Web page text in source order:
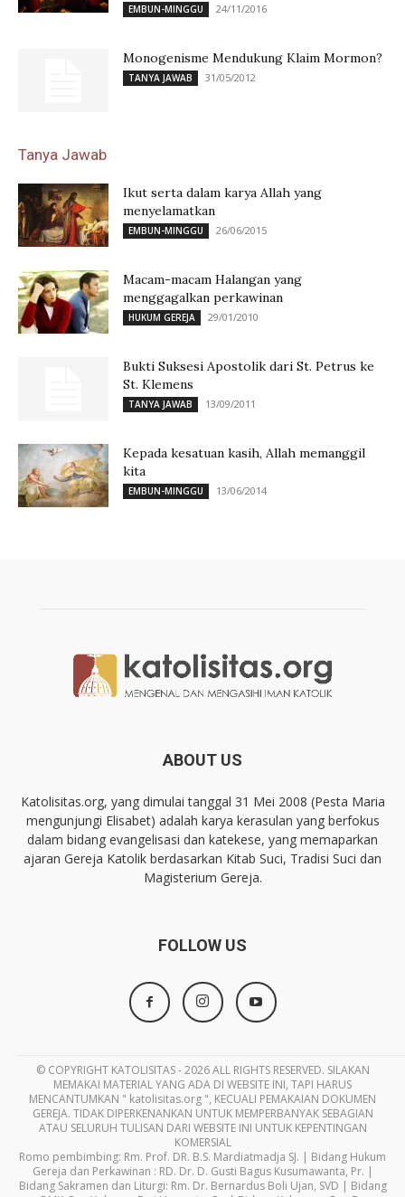
EMBUN-MINGGU 24/11/2016
Monogenisme Mendukung Klaim Mormon?
TANYA JAWAB 31/05/2012
Tanya Jawab
Ikut serta dalam karya Allah yang
menyelamatkan
EMBUN-MINGGU 26/06/2015
Macam-macam Halangan yang
menggagalkan perkawinan
HUKUM GEREJA 29/01/2010
Bukti Suksesi Apostolik dari St. Petrus ke
St. Klemens
TANYA JAWAB 13/09/2011
Kepada kesatuan kasih, Allah memanggil
kita
EMBUN-MINGGU 13/06/2014
ABOUT US
Katolisitas.org, yang dimulai tanggal 31 Mei 2008 (Pesta Maria
mengunjungi Elisabet) adalah karya kerasulan yang berfokus
dalam bidang evangelisasi dan katekese, yang memaparkan
ajaran Gereja Katolik berdasarkan Kitab Suci, Tradisi Suci dan
Magisterium Gereja.
FOLLOW US
© COPYRIGHT KATOLISITAS - 2026 ALL RIGHTS RESERVED. SILAKAN
MEMAKAI MATERIAL YANG ADA DI WEBSITE INI, TAPI HARUS
MENCANTUMKAN " katolisitas.org ", KECUALI PEMAKAIAN DOKUMEN
GEREJA. TIDAK DIPERKENANKAN UNTUK MEMPERBANYAK SEBAGIAN
ATAU SELURUH TULISAN DARI WEBSITE INI UNTUK KEPENTINGAN
KOMERSIAL
Romo pembimbing: Rm. Prof. DR. B.S. Mardiatmadja SJ. | Bidang Hukum
Gereja dan Perkawinan : RD. Dr. D. Gusti Bagus Kusumawanta, Pr. |
Bidang Sakramen dan Liturgi: Rm. Dr. Bernardus Boli Ujan, SVD | Bidang